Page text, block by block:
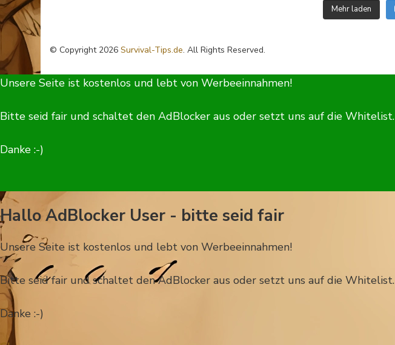
Mehr laden
© Copyright 2026Survival-Tips.de. All Rights Reserved.
Unsere Seite ist kostenlos und lebt von Werbeeinnahmen!
Bitte seid fair und schaltet den AdBlocker aus oder setzt uns auf die Whitelist.
Danke :-)
Hallo AdBlocker User - bitte seid fair
Unsere Seite ist kostenlos und lebt von Werbeeinnahmen!
Bitte seid fair und schaltet den AdBlocker aus oder setzt uns auf die Whitelist.
Danke :-)